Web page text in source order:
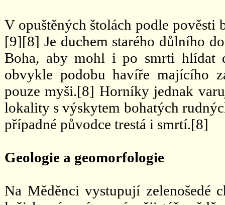
V opuštěných štolách podle
[9][8] Je duchem starého důlního
Boha, aby mohl i po smrti hlídat
obvykle podobu havíře majícího
pouze myši.[8] Horníky jednak
lokality s výskytem bohatých
případné původce trestá i smrtí.[8]
Geologie a geomorfologie
Na Měděnci vystupují zelenošedé